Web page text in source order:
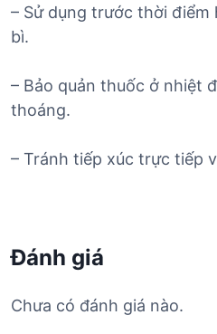
– Sử dụng trước thời điểm
bì.
– Bảo quản thuốc ở nhiệt
thoáng.
– Tránh tiếp xúc trực tiếp
Đánh giá
Chưa có đánh giá nào.